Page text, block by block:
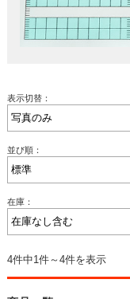
表示切替：
並び順：
在庫：
4件中1件～4件を表示